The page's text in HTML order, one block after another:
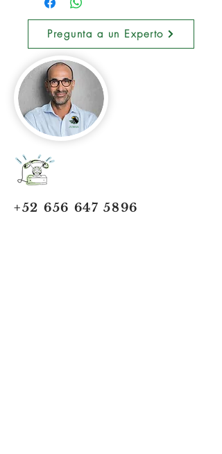
Pregunta a un Experto
+52 656 647 5896